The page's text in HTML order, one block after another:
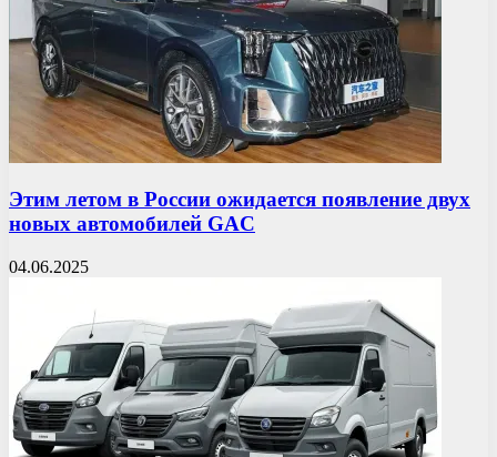
Этим летом в России ожидается появление двух
новых автомобилей GAC
04.06.2025